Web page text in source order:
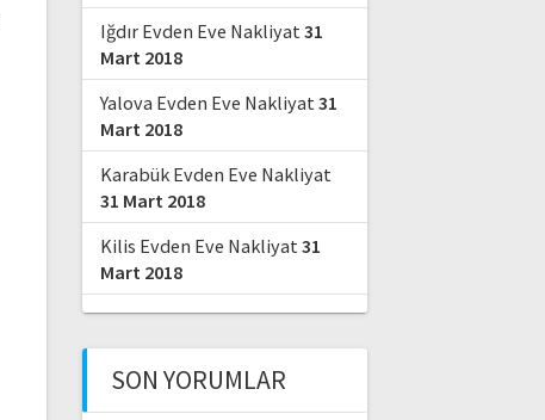
Iğdır Evden Eve Nakliyat31
Mart 2018
Yalova Evden Eve Nakliyat31
Mart 2018
Karabük Evden Eve Nakliyat
31 Mart 2018
Kilis Evden Eve Nakliyat31
Mart 2018
SON YORUMLAR